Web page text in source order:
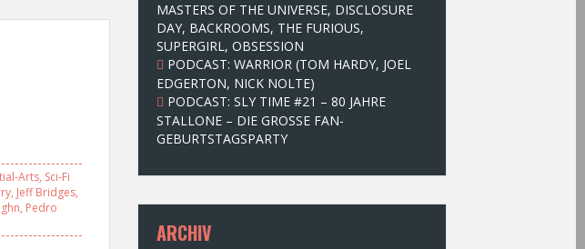
Arts, Sci-Fi
, Jeff Bridges,
, Pedro
MASTERS OF THE UNIVERSE, DISCLOSURE
DAY, BACKROOMS, THE FURIOUS,
SUPERGIRL, OBSESSION
PODCAST: WARRIOR (TOM HARDY, JOEL
EDGERTON, NICK NOLTE)
PODCAST: SLY TIME #21 – 80 JAHRE
STALLONE – DIE GROSSE FAN-
GEBURTSTAGSPARTY
ARCHIV